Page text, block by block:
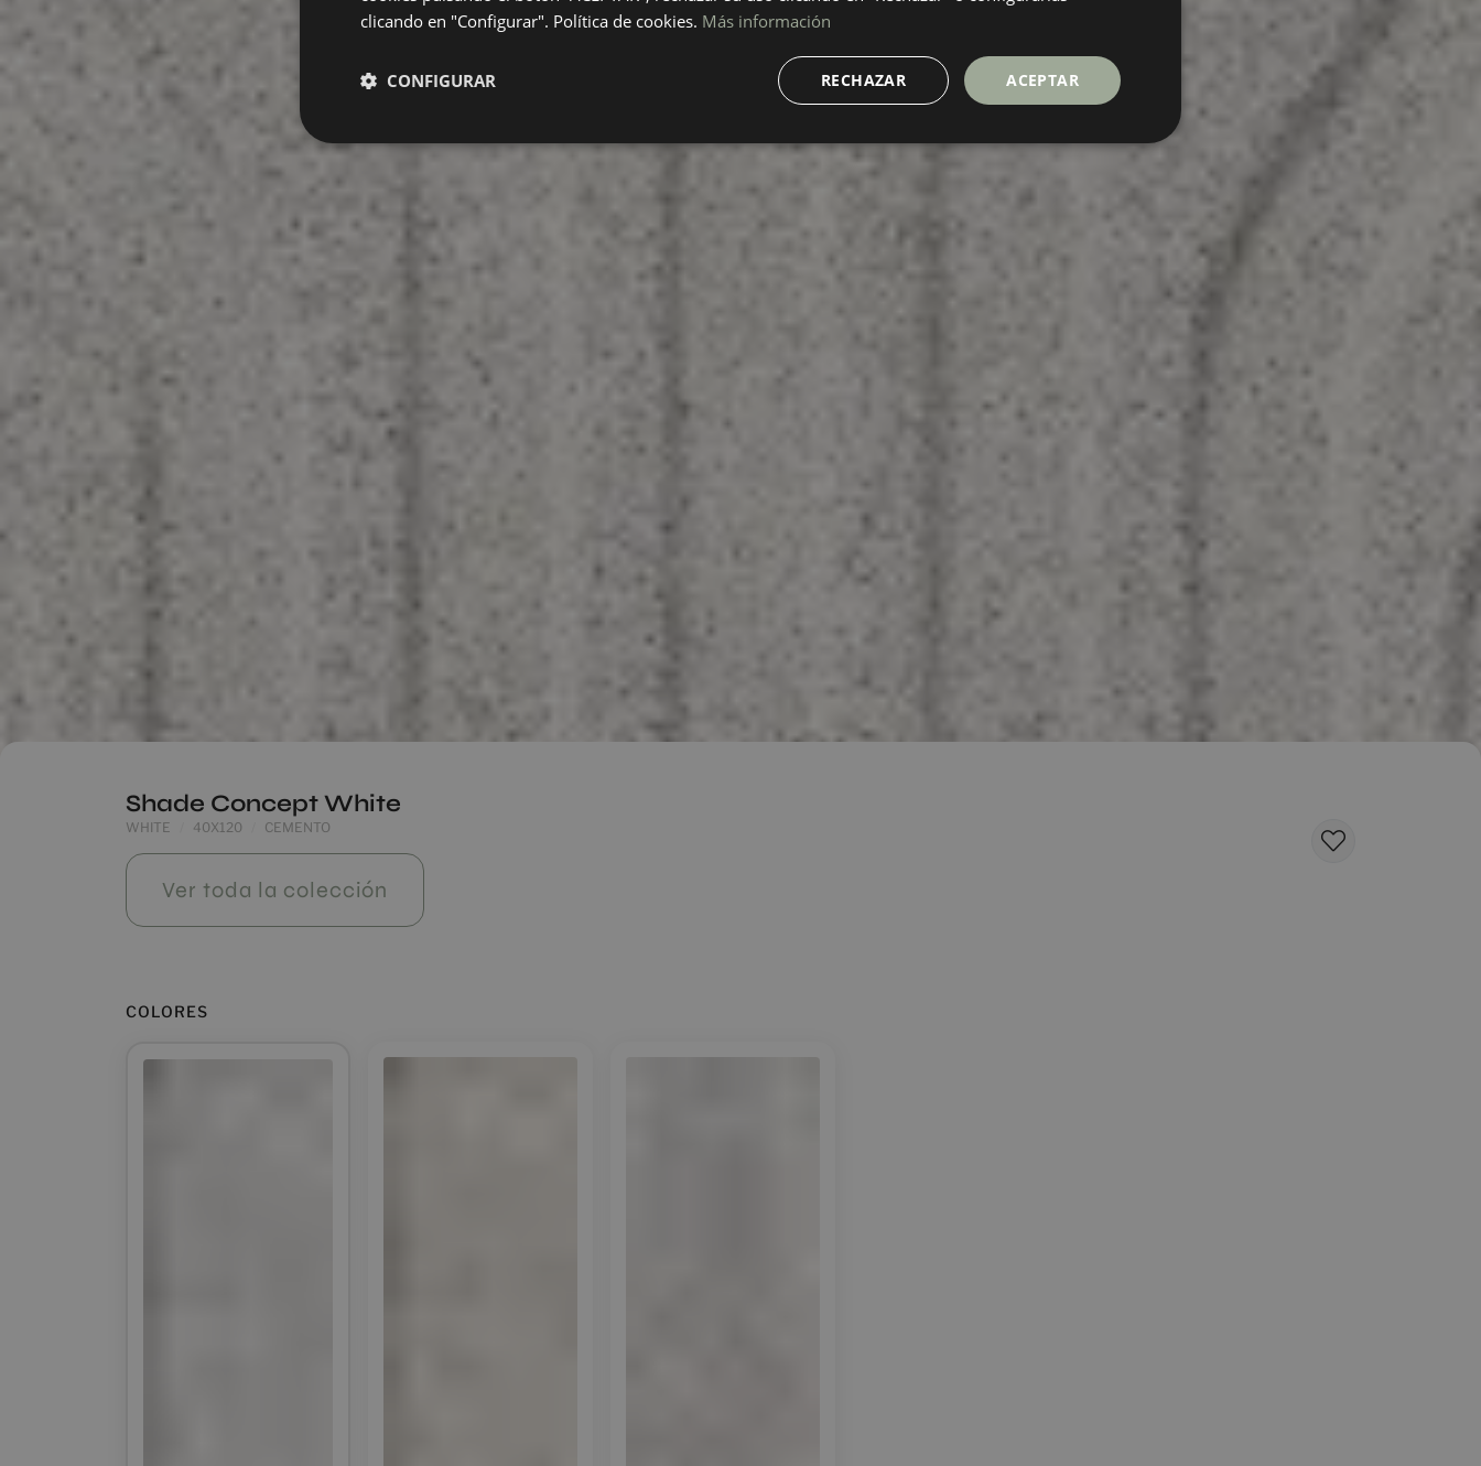
Shade Concept White
WHITE 40X120 CEMENTO
Ver toda la colección
COLORES
clicando en "Configurar". Política de cookies. Más información
ACEPTAR
RECHAZAR
CONFIGURAR